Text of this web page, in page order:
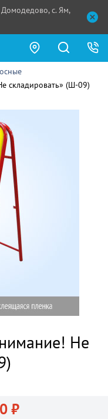
с. Ям,
складировать» (Ш-09)
Не
₽